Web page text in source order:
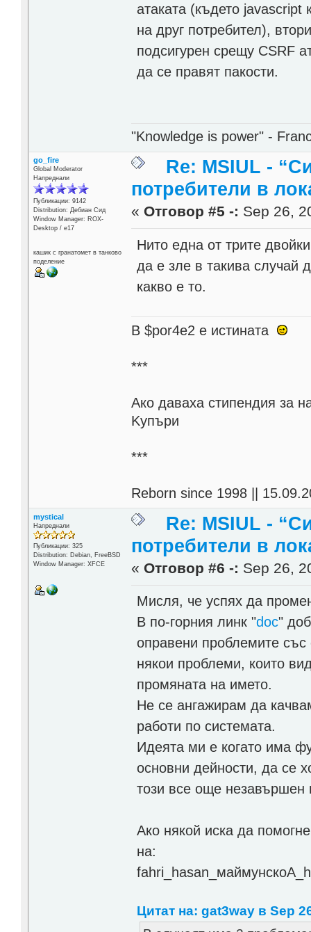
атаката (където
на друг потребител),
подсигурен срещу CSRF
да се правят пакости.
"Knowledge is power" -
go_fire
Global Moderator
Напреднали
Публикации: 9142
Distribution: Дебиан Сид
Window Manager: ROX-
Desktop / е17
кашик с гранатомет в танково
поделение
Re: MSIUL -
потребители в
« Отговор #5 -: Sep 26,
Нито една от трите
да е зле в такива
какво е то.
В $por4e2 e истината
***
Aко даваха стипендия за
Kупъри
***
Reborn since 1998 ||
mystical
Напреднали
Публикации: 325
Distribution: Debian, FreeBSD
Window Manager: XFCE
Re: MSIUL -
потребители в
« Отговор #6 -: Sep 26,
Мисля, че успях да
В по-горния линк "doc"
оправени проблемите със
някои проблеми, които
промяната на името.
Не се ангажирам да
работи по системата.
Идеята ми е когато има
основни дейности, да се
този все още
Ако някой иска да
на:
Цитат на: gat3way в Sep